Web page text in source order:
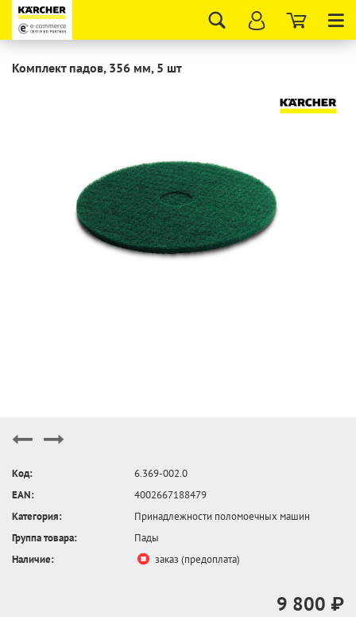
Комплект падов, 356 мм, 5 шт
Код:
6.369-002.0
EAN:
4002667188479
Категория:
Принадлежности поломоечных машин
Группа товара:
Пады
Наличие:
заказ (предоплата)
9 800 ₽